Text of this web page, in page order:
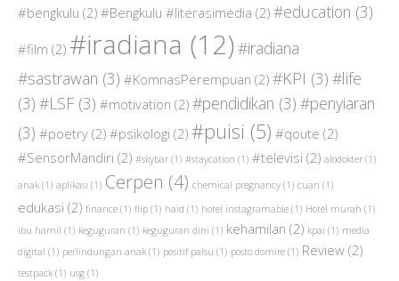
#bengkulu (2) #Bengkulu #literasimedia (2) #education (3)
#film (2) #iradiana (12) #iradiana
#sastrawan (3) #KomnasPerempuan (2) #KPI (3) #life
(3) #LSF (3) #motivation (2) #pendidikan (3) #penyiaran
(3) #poetry (2) #psikologi (2) #puisi (5) #qoute (2)
#SensorMandiri (2) #skybar (1) #staycation (1) #televisi (2) alodokter (1)
anak (1) aplikasi (1) Cerpen (4) chemical pregnancy (1) cuan (1)
edukasi (2) finance (1) flip (1) haid (1) hotel instagramable (1) Hotel murah (1)
ibu hamil (1) keguguran (1) keguguran dini (1) kehamilan (2) kpai (1) media
digital (1) perlindungan anak (1) positif palsu (1) posto domire (1) Review (2)
testpack (1) usg (1)